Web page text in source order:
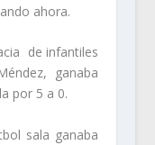
ahora.
de infantiles
ganaba
por 5 a 0.
sala ganaba